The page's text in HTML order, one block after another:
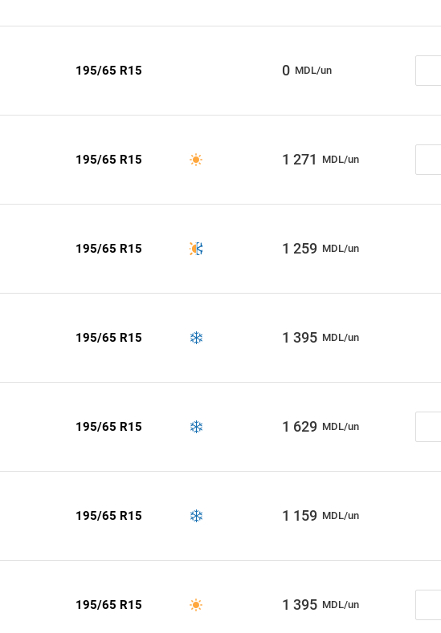
195/65 R15 0 MDL/un
195/65 R15 1 271 MDL/un
195/65 R15 1 259 MDL/un
195/65 R15 1 395 MDL/un
195/65 R15 1 629 MDL/un
195/65 R15 1 159 MDL/un
195/65 R15 1 395 MDL/un